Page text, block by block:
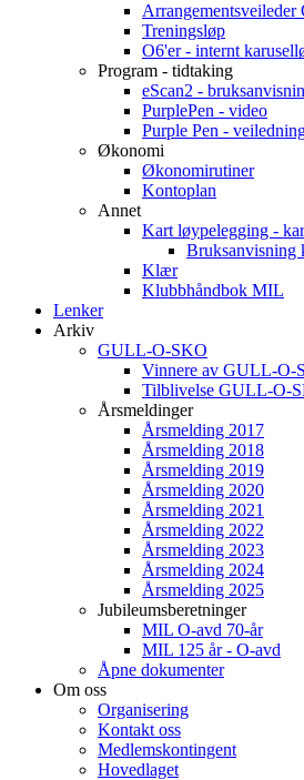
Arrangementsveileder
Treningsløp
O6'er - internt
Program - tidtaking
eScan2 -
PurplePen - video
Purple Pen -
Økonomi
Økonomirutiner
Kontoplan
Annet
Kart løypelegging -
Bruksanvisning
Klær
Klubbhåndbok MIL
Lenker
Arkiv
GULL-O-SKO
Vinnere av GULL-O-
Tilblivelse GULL-O-
Årsmeldinger
Årsmelding 2017
Årsmelding 2018
Årsmelding 2019
Årsmelding 2020
Årsmelding 2021
Årsmelding 2022
Årsmelding 2023
Årsmelding 2024
Årsmelding 2025
Jubileumsberetninger
MIL O-avd 70-år
MIL 125 år - O-avd
Åpne dokumenter
Om oss
Organisering
Kontakt oss
Medlemskontingent
Hovedlaget